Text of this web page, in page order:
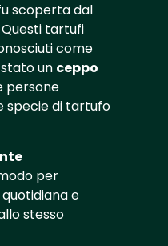
scoperta dal
Questi tartufi
come
un ceppo
persone
specie di tartufo
per
e
stesso